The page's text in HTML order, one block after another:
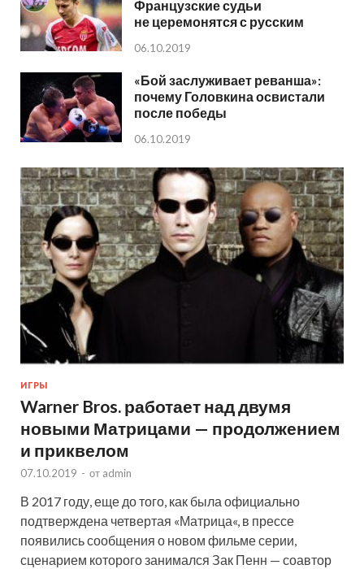
Французские судьи
не церемонятся с русским
06.10.2019
«Бой заслуживает реванша»:
почему Головкина освистали
после победы
06.10.2019
ИГРЫ
Warner Bros. работает над двумя
новыми Матрицами — продолжением
и приквелом
07.10.2019 - от admin
В 2017 году, еще до того, как была официально
подтверждена четвертая «Матрица«, в прессе
появились сообщения о новом фильме серии,
сценарием которого занимался Зак Пенн — соавтор